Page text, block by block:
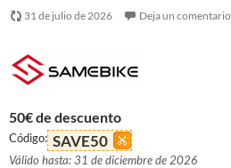
31 de julio de 2026 Deja un comentario
50€ de descuento
Código: SAVE50
Válido hasta: 31 de diciembre de 2026